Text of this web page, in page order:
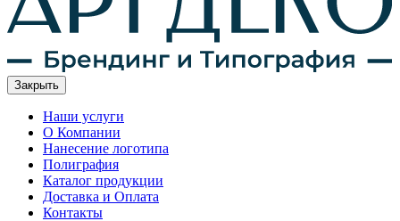
Закрыть
Наши услуги
О Компании
Нанесение логотипа
Полиграфия
Каталог продукции
Доставка и Оплата
Контакты